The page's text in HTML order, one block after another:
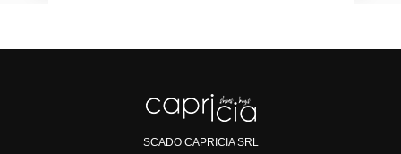
SCADO CAPRICIA SRL